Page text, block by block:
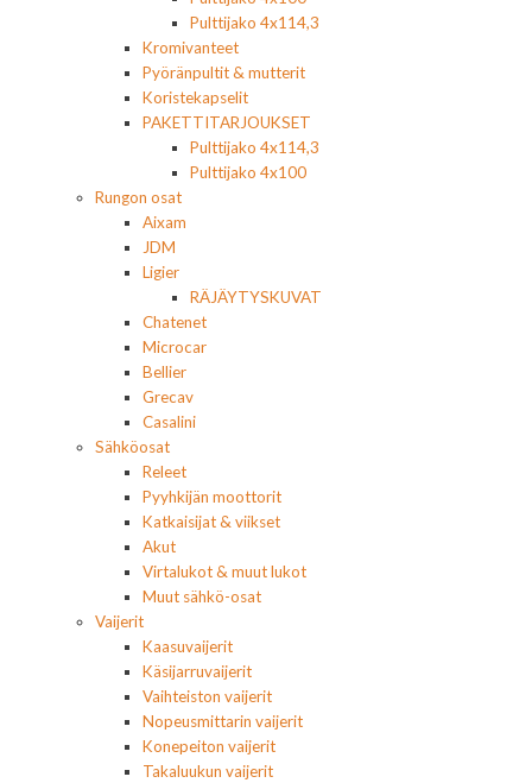
Pulttijako 4x114,3
Kromivanteet
Pyöränpultit & mutterit
Koristekapselit
PAKETTITARJOUKSET
Pulttijako 4x114,3
Pulttijako 4x100
Rungon osat
Aixam
JDM
Ligier
RÄJÄYTYSKUVAT
Chatenet
Microcar
Bellier
Grecav
Casalini
Sähköosat
Releet
Pyyhkijän moottorit
Katkaisijat & viikset
Akut
Virtalukot & muut lukot
Muut sähkö-osat
Vaijerit
Kaasuvaijerit
Käsijarruvaijerit
Vaihteiston vaijerit
Nopeusmittarin vaijerit
Konepeiton vaijerit
Takaluukun vaijerit